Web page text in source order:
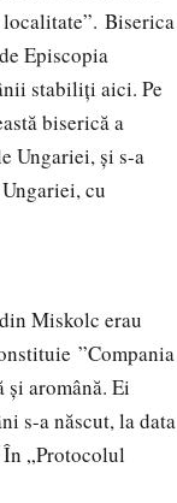
localitate”. Biserica
Episcopia
stabiliţi aici. Pe
biserică a
Ungariei, şi s-a
cu
Miskolc erau
”Compania
aromână. Ei
s-a născut, la data
„Protocolul